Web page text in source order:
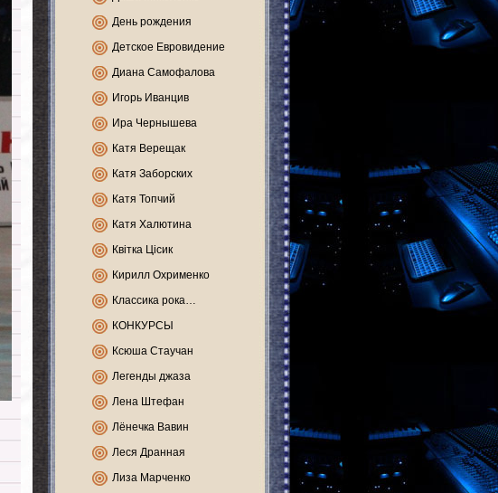
День рождения
Детское Евровидение
Диана Самофалова
Игорь Иванцив
Ира Чернышева
Катя Верещак
Катя Заборских
Катя Топчий
Катя Халютина
Квітка Цісик
Кирилл Охрименко
Классика рока…
КОНКУРСЫ
Ксюша Стаучан
Легенды джаза
Лена Штефан
Лёнечка Вавин
Леся Дранная
Лиза Марченко